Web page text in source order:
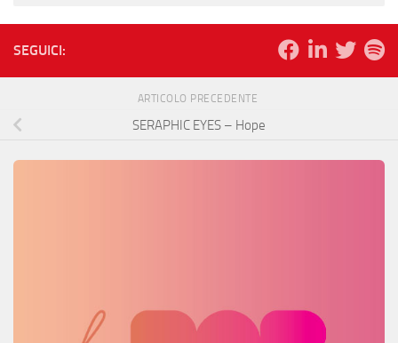
SEGUICI:
ARTICOLO PRECEDENTE
SERAPHIC EYES – Hope